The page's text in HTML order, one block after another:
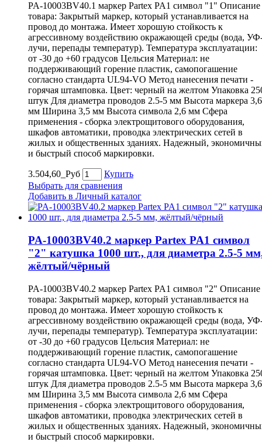
PA-10003BV40.1 маркер Partex PA1 символ "1" Описание
товара: Закрытый маркер, который устанавливается на
провод до монтажа. Имеет хорошую стойкость к
агрессивному воздействию окражающей среды (вода,
лучи, перепады температур). Температура эксплуатации:
от -30 до +60 градусов Цельсия Материал: не
поддерживающий горение пластик, самопогашение
согласно стандарта UL94-VO Метод нанесения печати -
горячая штамповка. Цвет: черный на желтом Упаковка
штук Для диаметра проводов 2.5-5 мм Высота маркера 3,6
мм Ширина 3,5 мм Высота символа 2,6 мм Сфера
применения - сборка электрощитового оборудования,
шкафов автоматики, проводка электрических сетей в
жилых и общественных зданиях. Надежный,
и быстрый способ маркировки.
3.504,60_Руб
Купить
Выбрать для сравнения
Добавить в Личный каталог
PA-10003BV40.2 маркер Partex PA1 символ
"2" катушка 1000 шт., для диаметра 2.5-5
жёлтый/чёрный
PA-10003BV40.2 маркер Partex PA1 символ "2" Описание
товара: Закрытый маркер, который устанавливается на
провод до монтажа. Имеет хорошую стойкость к
агрессивному воздействию окражающей среды (вода,
лучи, перепады температур). Температура эксплуатации:
от -30 до +60 градусов Цельсия Материал: не
поддерживающий горение пластик, самопогашение
согласно стандарта UL94-VO Метод нанесения печати -
горячая штамповка. Цвет: черный на желтом Упаковка
штук Для диаметра проводов 2.5-5 мм Высота маркера 3,6
мм Ширина 3,5 мм Высота символа 2,6 мм Сфера
применения - сборка электрощитового оборудования,
шкафов автоматики, проводка электрических сетей в
жилых и общественных зданиях. Надежный,
и быстрый способ маркировки.